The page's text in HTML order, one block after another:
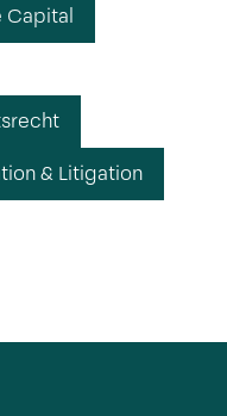
Capital
& Litigation